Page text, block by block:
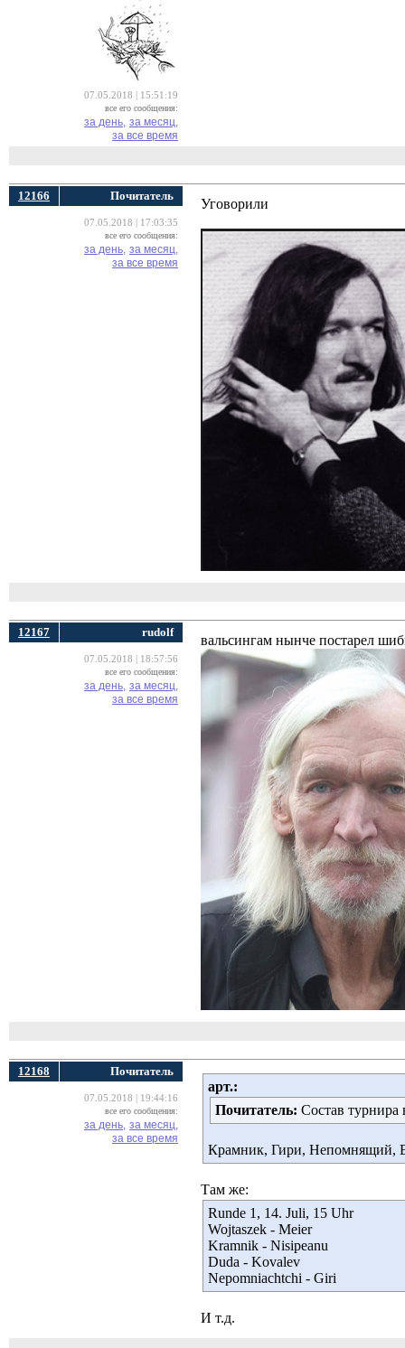
07.05.2018 | 15:51:19
все его сообщения:
за день, за месяц,
за все время
12166 Почитатель
07.05.2018 | 17:03:35
все его сообщения:
за день, за месяц,
за все время
Уговорили
12167 rudolf
07.05.2018 | 18:57:56
все его сообщения:
за день, за месяц,
за все время
вальсингам нынче постарел
12168 Почитатель
07.05.2018 | 19:44:16
все его сообщения:
за день, за месяц,
за все время
арт.:
Почитатель: Состав
Крамник, Гири, Непомнящий,
Там же:
Runde 1, 14. Juli, 15 Uhr
Wojtaszek - Meier
Kramnik - Nisipeanu
Duda - Kovalev
Nepomniachtchi - Giri
И т.д.